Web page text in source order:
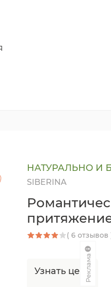
НАТУРАЛЬНО И
SIBERINA
( 6 отзывов
Узнать цену
Реклама